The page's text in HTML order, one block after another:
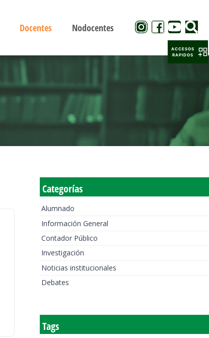
Docentes Nodocentes
Categorías
Alumnado
Información General
Contador Público
Investigación
Noticias institucionales
Debates
Tags
ACCESOS
RAPIDOS